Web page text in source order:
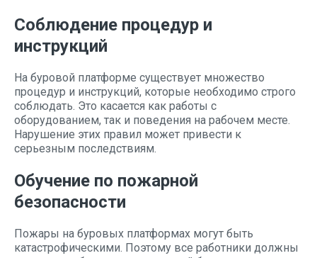
Соблюдение процедур и
инструкций
На буровой платформе существует множество
процедур и инструкций, которые необходимо строго
соблюдать. Это касается как работы с
оборудованием, так и поведения на рабочем месте.
Нарушение этих правил может привести к
серьезным последствиям.
Обучение по пожарной
безопасности
Пожары на буровых платформах могут быть
катастрофическими. Поэтому все работники должны